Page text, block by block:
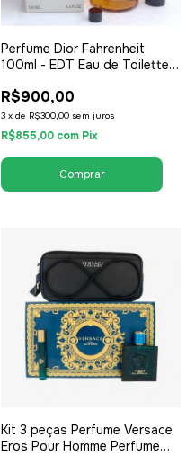
Perfume Dior Fahrenheit
100ml - EDT Eau de Toilette -
R$900,00
3 x de R$300,00 sem juros
R$855,00 com Pix
Kit 3 peças Perfume Versace
Eros Pour Homme Perfume